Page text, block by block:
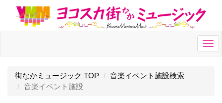
街なかミュージック TOP
音楽イベント施設検索
音楽イベント施設